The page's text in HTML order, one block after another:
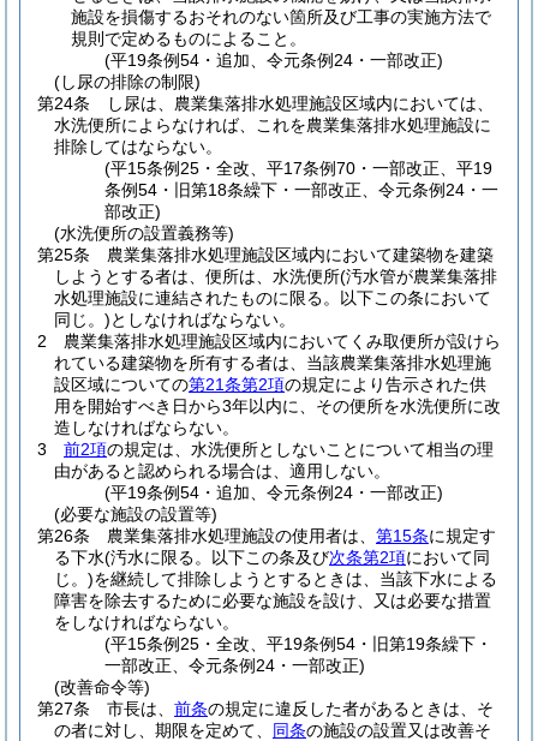
施設を損傷するおそれのない箇所及び工事の実施方法で
規則で定めるものによること。
(平19条例54・追加、令元条例24・一部改正)
(し尿の排除の制限)
第24条
し尿は、農業集落排水処理施設区域内においては、
水洗便所によらなければ、これを農業集落排水処理施設に
排除してはならない。
(平15条例25・全改、平17条例70・一部改正、平19
条例54・旧第18条繰下・一部改正、令元条例24・一
部改正)
(水洗便所の設置義務等)
第25条
農業集落排水処理施設区域内において建築物を建築
しようとする者は、便所は、水洗便所(汚水管が農業集落排
水処理施設に連結されたものに限る。以下この条において
同じ。)としなければならない。
2
農業集落排水処理施設区域内においてくみ取便所が設けら
れている建築物を所有する者は、当該農業集落排水処理施
設区域についての第21条第2項の規定により告示された供
用を開始すべき日から3年以内に、その便所を水洗便所に改
造しなければならない。
3
前2項の規定は、水洗便所としないことについて相当の理
由があると認められる場合は、適用しない。
(平19条例54・追加、令元条例24・一部改正)
(必要な施設の設置等)
第26条
農業集落排水処理施設の使用者は、 第15条に規定す
る下水(汚水に限る。以下この条及び次条第2項において同
じ。)を継続して排除しようとするときは、当該下水による
障害を除去するために必要な施設を設け、又は必要な措置
をしなければならない。
(平15条例25・全改、平19条例54・旧第19条繰下・
一部改正、令元条例24・一部改正)
(改善命令等)
第27条
市長は、 前条の規定に違反した者があるときは、そ
の者に対し、期限を定めて、 同条の施設の設置又は改善そ